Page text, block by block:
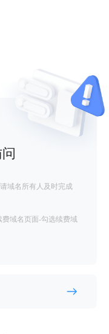
域名所有人及时完成
域名页面-勾选续费域